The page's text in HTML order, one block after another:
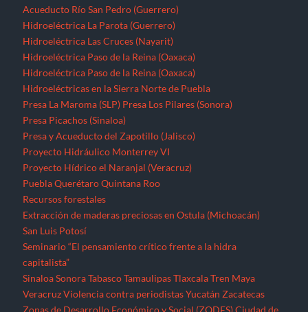
Acueducto Río San Pedro (Guerrero)
Hidroeléctrica La Parota (Guerrero)
Hidroeléctrica Las Cruces (Nayarit)
Hidroeléctrica Paso de la Reina (Oaxaca)
Hidroeléctrica Paso de la Reina (Oaxaca)
Hidroeléctricas en la Sierra Norte de Puebla
Presa La Maroma (SLP) Presa Los Pilares (Sonora)
Presa Picachos (Sinaloa)
Presa y Acueducto del Zapotillo (Jalisco)
Proyecto Hidráulico Monterrey VI
Proyecto Hídrico el Naranjal (Veracruz)
Puebla Querétaro Quintana Roo
Recursos forestales
Extracción de maderas preciosas en Ostula (Michoacán)
San Luis Potosí
Seminario “El pensamiento crítico frente a la hidra
capitalista”
Sinaloa Sonora Tabasco Tamaulipas Tlaxcala Tren Maya
Veracruz Violencia contra periodistas Yucatán Zacatecas
Zonas de Desarrollo Económico y Social (ZODES) Ciudad de